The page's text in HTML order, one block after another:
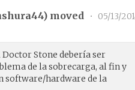
) moved • 05/13/
Doctor Stone debería ser
de la sobrecarga, al fin y
software/hardware de la